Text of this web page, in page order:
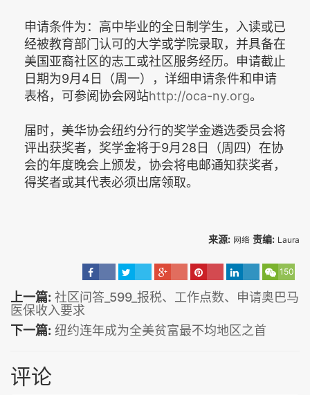
申请条件为：高中毕业的全日制学生，入读或已
经被教育部门认可的大学或学院录取，并具备在
美国亚裔社区的志工或社区服务经历。申请截止
日期为9月4日（周一），详细申请条件和申请
表格，可参阅协会网站http://oca-ny.org。
届时，美华协会纽约分行的奖学金遴选委员会将
评出获奖者，奖学金将于9月28日（周四）在协
会的年度晚会上颁发，协会将电邮通知获奖者，
得奖者或其代表必须出席领取。
来源: 网络 责编: Laura
150
上一篇: 社区问答_599_报税、工作点数、申请奥巴马
医保收入要求
下一篇: 纽约连年成为全美贫富最不均地区之首
评论